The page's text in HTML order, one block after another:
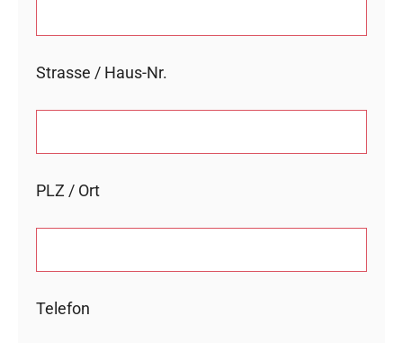
Strasse / Haus-Nr.
PLZ / Ort
Telefon